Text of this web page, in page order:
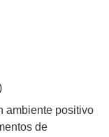
ambiente positivo
de